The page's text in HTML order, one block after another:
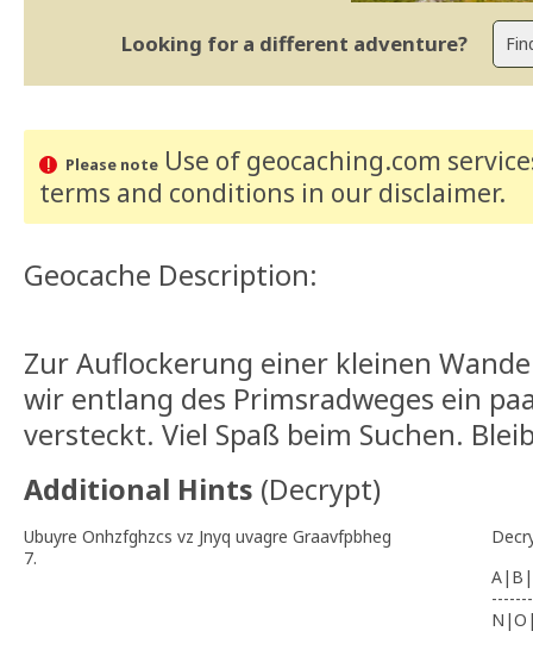
Looking for a different adventure?
Please noteUse of geocaching.com
terms and conditions in our disclaimer.
Geocache Description:
Zur Auflockerung einer kleinen
wir entlang des Primsradweges ein
versteckt. Viel Spaß beim Suchen.
Additional Hints (Decrypt)
Ubuyre Onhzfghzcs vz Jnyq uvagre Graavfpbheg
7.